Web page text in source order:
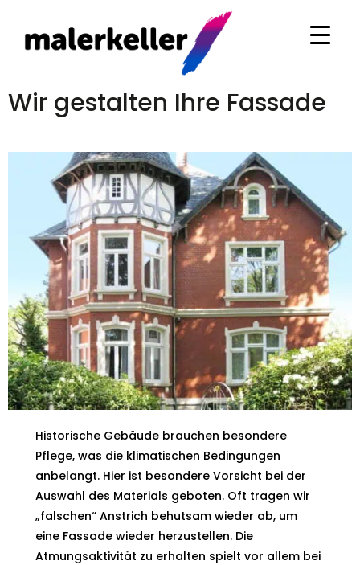
Wir gestalten Ihre Fassade
Historische Gebäude brauchen besondere
Pflege, was die klimatischen Bedingungen
anbelangt. Hier ist besondere Vorsicht bei der
Auswahl des Materials geboten. Oft tragen wir
„falschen“ Anstrich behutsam wieder ab, um
eine Fassade wieder herzustellen. Die
Atmungsaktivität zu erhalten spielt vor allem bei